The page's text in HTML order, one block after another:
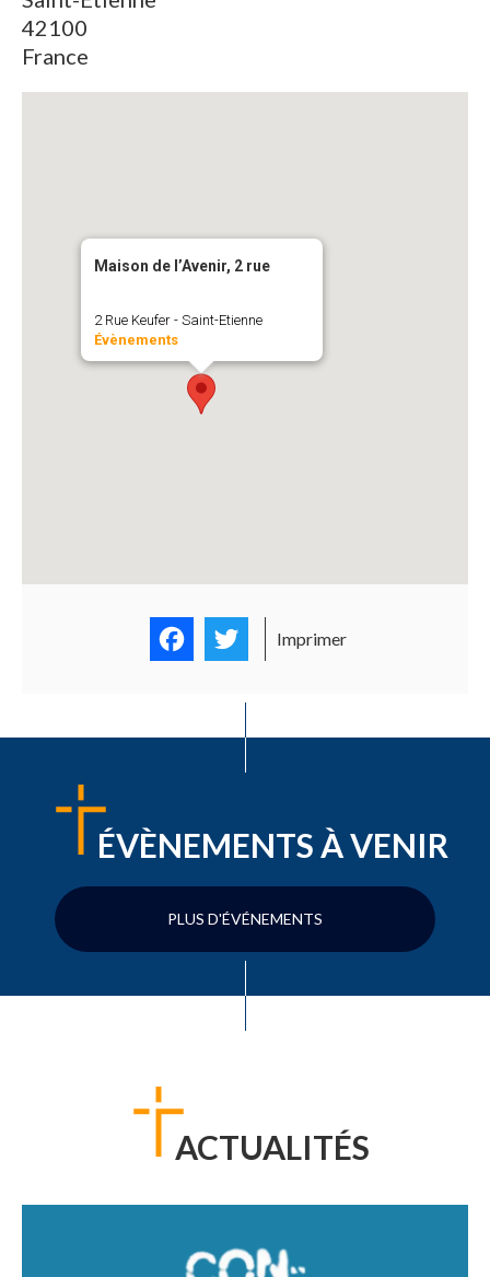
42100
France
Maison de l’Avenir, 2 rue
2 Rue Keufer - Saint-Etienne
Évènements
FacebookTwitter
Imprimer
ÉVÈNEMENTS À VENIR
PLUS D'ÉVÉNEMENTS
ACTUALITÉS